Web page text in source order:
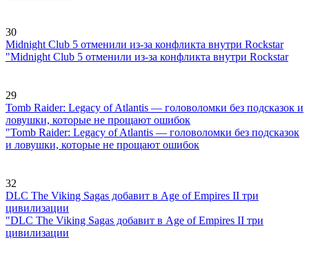
30
Midnight Club 5 отменили из-за конфликта внутри Rockstar
"Midnight Club 5 отменили из-за конфликта внутри Rockstar
29
Tomb Raider: Legacy of Atlantis — головоломки без подсказок и
ловушки, которые не прощают ошибок
"Tomb Raider: Legacy of Atlantis — головоломки без подсказок
и ловушки, которые не прощают ошибок
32
DLC The Viking Sagas добавит в Age of Empires II три
цивилизации
"DLC The Viking Sagas добавит в Age of Empires II три
цивилизации